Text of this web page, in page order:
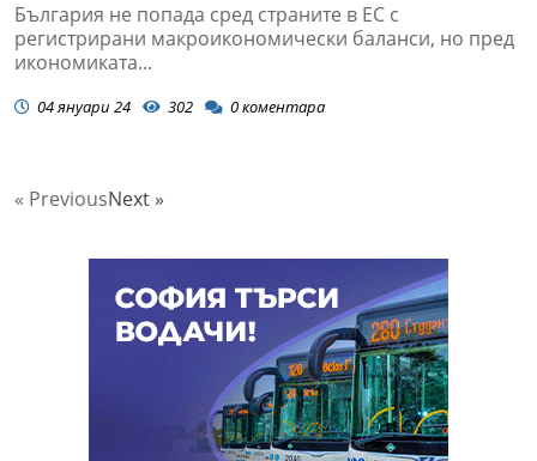
България не попада сред страните в ЕС с
регистрирани макроикономически баланси, но пред
икономиката...
04 януари 24 302 0коментара
« PreviousNext »